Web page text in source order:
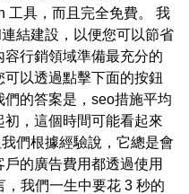
工具，而且完全免費。 我
結建設，以便您可以節省
行銷領域準備最充分的
以透過點擊下面的按鈕
的答案是，seo措施平均
，這個時間可能看起來
們根據經驗說，它總是會
的廣告費用都透過使用
我們一生中要花 3 秒的